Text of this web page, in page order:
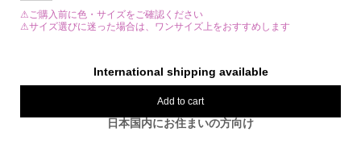
⚠ご購入前に色・サイズをご確認ください
⚠サイズ選びに迷った場合は、ワンサイズ上をおすすめします
International shipping available
Add to cart
日本国内にお住まいの方向け